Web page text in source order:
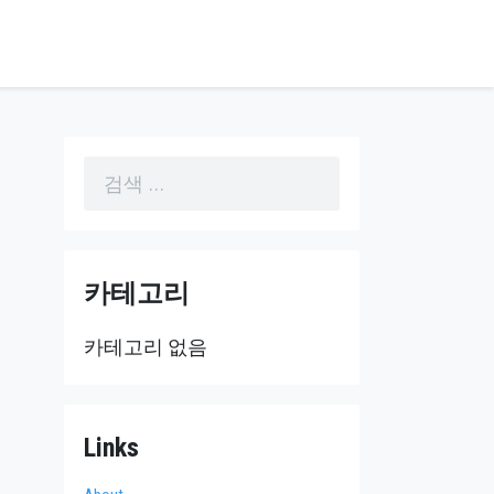
카테고리
카테고리 없음
Links